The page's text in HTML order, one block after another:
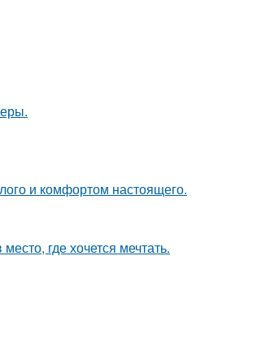
и комфортом настоящего.
где хочется мечтать.